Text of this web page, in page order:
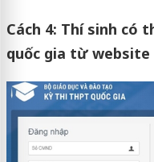
Cách 4: Thí sinh có
quốc gia từ website